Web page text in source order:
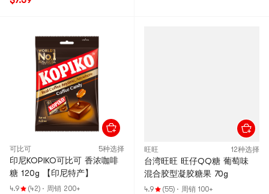
可比可 5种选择
印尼KOPIKO可比可 香浓咖啡
糖 120g 【印尼特产】
4.9 (42) · 周销 200+
旺旺 12种选择
台湾旺旺 旺仔QQ糖 葡萄味
混合胶型凝胶糖果 70g
4.9 (55) · 周销 100+